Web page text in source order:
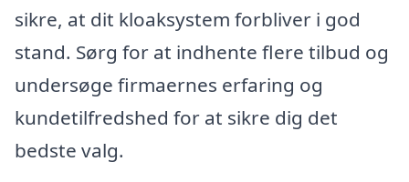
sikre, at dit kloaksystem forbliver i god
stand. Sørg for at indhente flere tilbud og
undersøge firmaernes erfaring og
kundetilfredshed for at sikre dig det
bedste valg.